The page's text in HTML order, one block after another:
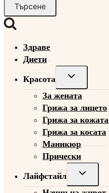
Здраве
Диети
Красота
Toggle
child
menu
За жената
Грижа за лицето
Грижа за кожата
Грижа за косата
Маникюр
Прически
Лайфстайл
Toggle
child